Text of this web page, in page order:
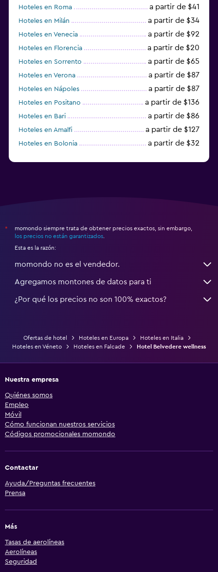
Hoteles en Roma a partir de $41
Hoteles en Milán a partir de $34
Hoteles en Venecia a partir de $92
Hoteles en Florencia a partir de $20
Hoteles en Sorrento a partir de $65
Hoteles en Verona a partir de $87
Hoteles en Nápoles a partir de $87
Hoteles en Positano a partir de $136
Hoteles en Bari a partir de $86
Hoteles en Amalfi a partir de $127
Hoteles en Bolonia a partir de $32
*
momondo siempre trata de obtener precios exactos, sin embargo,
los precios no están garantizados
Esta es la razón:
momondo no es el vendedor.
Agregamos montones de datos para ti
¿Por qué los precios no son 100% exactos?
Ofertas de hotel Hoteles en Europa
Hoteles en Italia
Hoteles en Véneto
Hoteles en Falcade Hotel Belvedere wellness
Nuestra empresa
Quiénes somos
Empleo
Móvil
Cómo funcionan nuestros servicios
Códigos promocionales momondo
Contactar
Ayuda/Preguntas frecuentes
Prensa
Más
Tasas de aerolíneas
Aerolíneas
Seguridad